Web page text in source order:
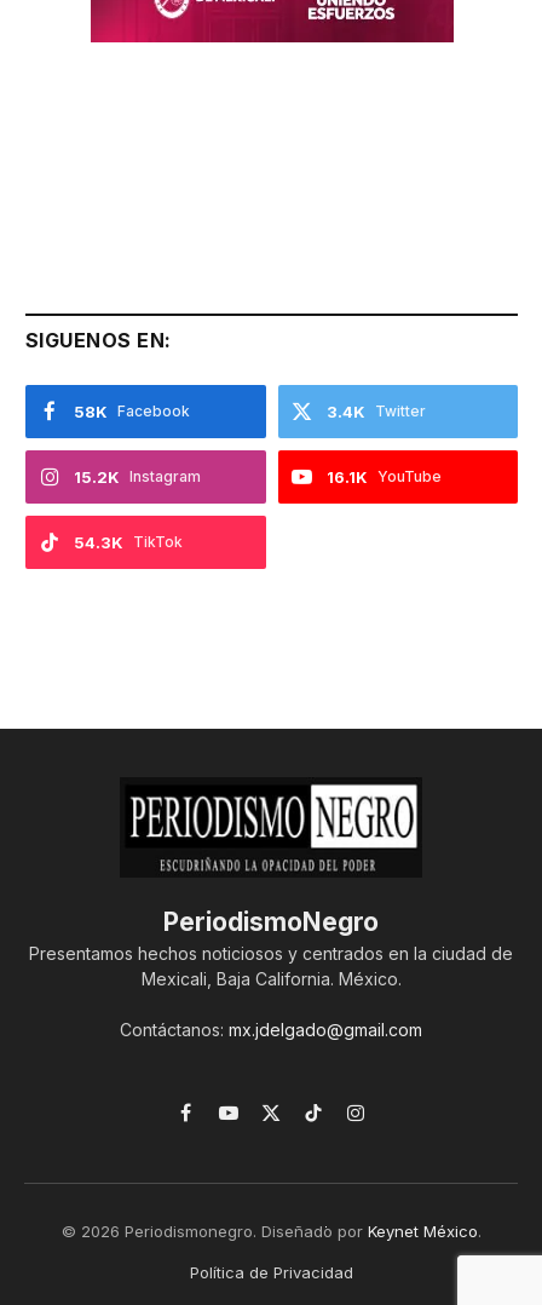
SIGUENOS EN:
Facebook
58K Twitter
3.4K
Instagram
15.2K YouTube
16.1K
TikTok
54.3K
PeriodismoNegro
Presentamos hechos noticiosos y centrados en la ciudad de
Mexicali, Baja California. México.
Contáctanos: mx.jdelgado@gmail.com
Facebook
YouTube
X
TikTokInstagram
© 2026 Periodismonegro. Diseñado por Keynet México.
Política de Privacidad